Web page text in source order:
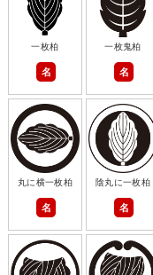
一枚柏
名
一枚鬼柏
名
丸に横一枚柏
名
陰丸に一枚柏
名